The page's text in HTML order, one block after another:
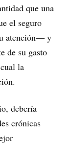
que una
el seguro
atención— y
de su gasto
la
debería
crónicas